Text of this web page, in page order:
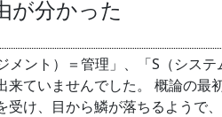
が分かった
ント）＝管理」、「S（シス
ていませんでした。 概論の
け、目から鱗が落ちるようで